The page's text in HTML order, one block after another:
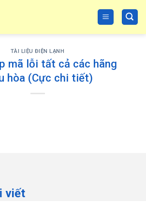
TÀI LIỆU ĐIỆN LẠNH
mã lỗi tất cả các hãng
hòa (Cực chi tiết)
viết